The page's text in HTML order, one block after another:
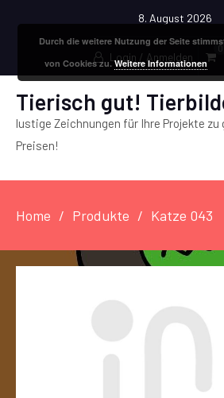
8. August 2026
Login / Anmelden
0
Tierisch gut!
lustige Zeichnungen für Ihre Projekte zu
Preisen!
Home Produkte Katze 043
Durch die weitere Nutzung der Seite
von Cookies zu.Weitere Informationen